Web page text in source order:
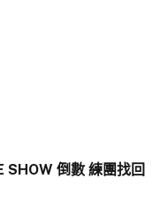
SHOW 倒數 練團找回